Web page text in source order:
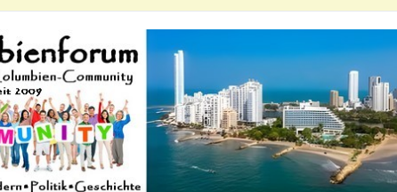
Kolumbiens
Austausch, Erfahrungen und Gemeinschaft im Kolumbienforum